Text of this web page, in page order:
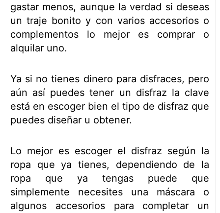
gastar menos, aunque la verdad si deseas
un traje bonito y con varios accesorios o
complementos lo mejor es comprar o
alquilar uno.
Ya si no tienes dinero para disfraces, pero
aún así puedes tener un disfraz la clave
está en escoger bien el tipo de disfraz que
puedes diseñar u obtener.
Lo mejor es escoger el disfraz según la
ropa que ya tienes, dependiendo de la
ropa que ya tengas puede que
simplemente necesites una máscara o
algunos accesorios para completar un